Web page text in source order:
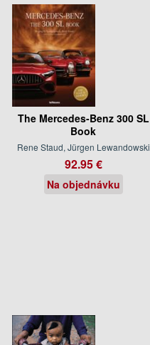
The Mercedes-Benz 300 SL
Book
Rene Staud, Jürgen Lewandowski
92.95 €
Na objednávku